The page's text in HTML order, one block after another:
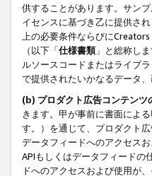
供することがあります。サン
イセンスに基づき乙に提供さ
上の必要条件ならびに
（以下「仕様書類」と総称し
ルソースコードまたはライブ
で提供されたいかなるデータ
(b) プロダクト広告コンテン
きます。甲が事前に書面によ
す。）を通じて、プロダクト
データフィードへのアクセス
APIもしくはデータフィードの
ドへのアクセスおよび使用が